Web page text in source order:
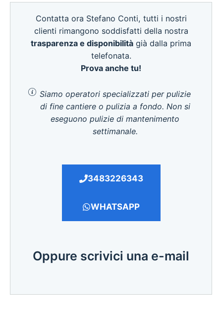
Contatta ora Stefano Conti, tutti i nostri
clienti rimangono soddisfatti della nostra
trasparenza e disponibilità già dalla prima
telefonata.
Prova anche tu!
Siamo operatori specializzati per pulizie
di fine cantiere o pulizia a fondo. Non si
eseguono pulizie di mantenimento
settimanale.
3483226343
WHATSAPP
Oppure scrivici una e-mail